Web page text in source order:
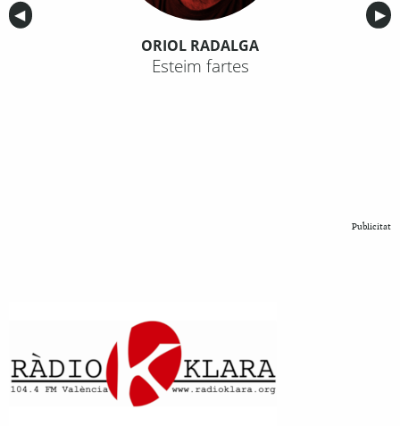
Anterior
◀︎ ▶︎
ORIOL RADALGA
Esteim fartes
Publicitat